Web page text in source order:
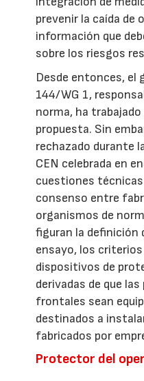
prevenir la caída de
información que
sobre los riesgos
Desde entonces, el
144/WG 1,
norma, ha trabajado
propuesta. Sin
rechazado durante
CEN celebrada en
cuestiones
consenso entre
organismos de
figuran la definición
ensayo, los
dispositivos de
derivadas de que
frontales sean
destinados a
fabricados por
Protector del